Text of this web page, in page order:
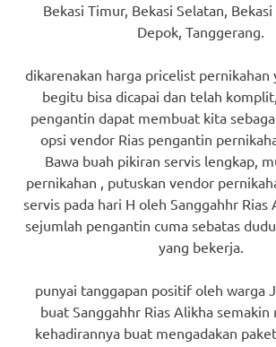
Bekasi Timur, Bekasi Selatan,
Depok, Tanggerang.
dikarenakan harga pricelist pernikahan
begitu bisa dicapai dan telah
pengantin dapat membuat kita
opsi vendor Rias pengantin
Bawa buah pikiran servis lengkap,
pernikahan , putuskan vendor
servis pada hari H oleh Sanggahhr
sejumlah pengantin cuma sebatas
yang bekerja.
punyai tanggapan positif oleh warga
buat Sanggahhr Rias Alikha
kehadirannya buat mengadakan